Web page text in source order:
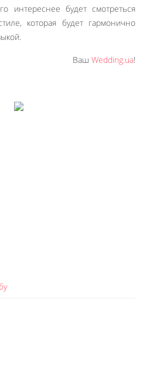
интереснее будет смотреться
которая будет гармонично
Ваш Wedding.ua!